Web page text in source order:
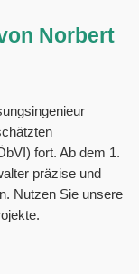
Norbert
fort. Ab dem 1.
präzise und
Nutzen Sie unsere